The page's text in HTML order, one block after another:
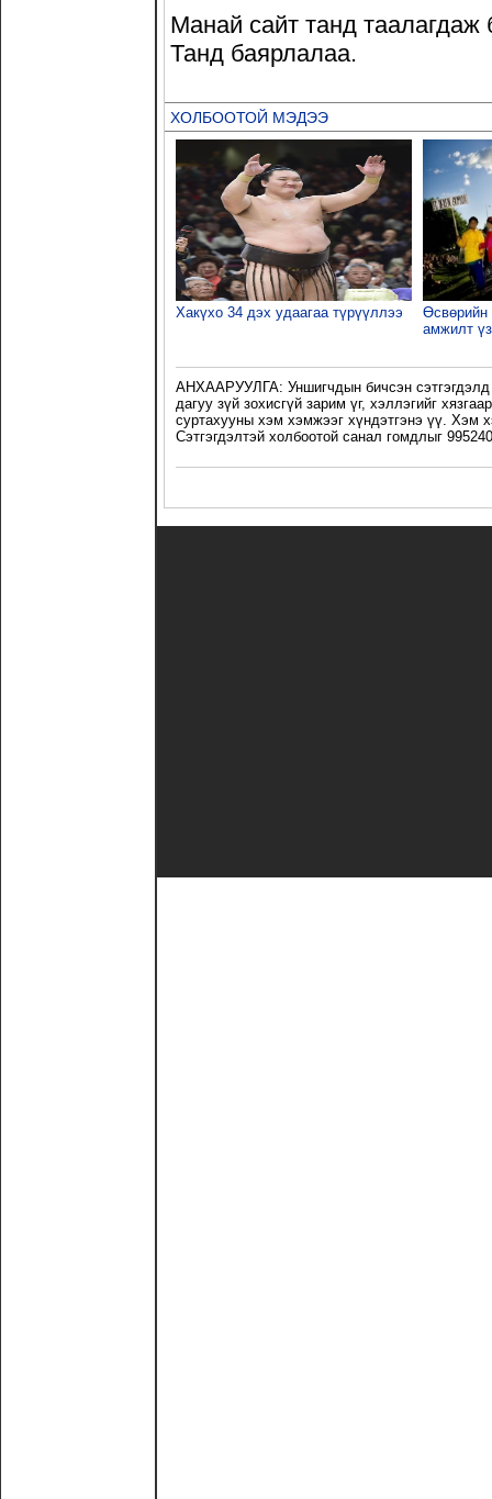
Манай сайт танд таалагдаж
Танд баярлалаа.
ХОЛБООТОЙ МЭДЭЭ
Хакүхо 34 дэх удаагаа түрүүллээ
Өсвөрийн
амжилт
АНХААРУУЛГА: Уншигчдын бичсэн
дагуу зүй зохисгүй зарим үг, хэллэгийг
суртахууны хэм хэмжээг хүндэтгэнэ үү. Хэм
Сэтгэгдэлтэй холбоотой санал гомдлыг